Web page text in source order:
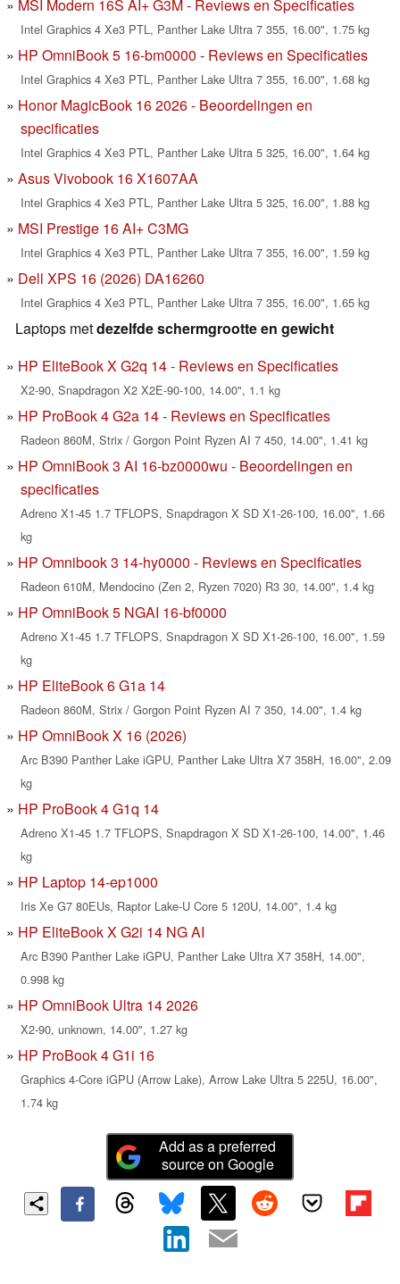
MSI Modern 16S AI+ G3M - Reviews en Specificaties
Intel Graphics 4 Xe3 PTL, Panther Lake Ultra 7 355, 16.00", 1.75 kg
HP OmniBook 5 16-bm0000 - Reviews en Specificaties
Intel Graphics 4 Xe3 PTL, Panther Lake Ultra 7 355, 16.00", 1.68 kg
Honor MagicBook 16 2026 - Beoordelingen en
specificaties
Intel Graphics 4 Xe3 PTL, Panther Lake Ultra 5 325, 16.00", 1.64 kg
Asus Vivobook 16 X1607AA
Intel Graphics 4 Xe3 PTL, Panther Lake Ultra 5 325, 16.00", 1.88 kg
MSI Prestige 16 AI+ C3MG
Intel Graphics 4 Xe3 PTL, Panther Lake Ultra 7 355, 16.00", 1.59 kg
Dell XPS 16 (2026) DA16260
Intel Graphics 4 Xe3 PTL, Panther Lake Ultra 7 355, 16.00", 1.65 kg
Laptops metdezelfde schermgrootte en gewicht
HP EliteBook X G2q 14 - Reviews en Specificaties
X2-90, Snapdragon X2 X2E-90-100, 14.00", 1.1 kg
HP ProBook 4 G2a 14 - Reviews en Specificaties
Radeon 860M, Strix / Gorgon Point Ryzen AI 7 450, 14.00", 1.41 kg
HP OmniBook 3 AI 16-bz0000wu - Beoordelingen en
specificaties
Adreno X1-45 1.7 TFLOPS, Snapdragon X SD X1-26-100, 16.00", 1.66
kg
HP Omnibook 3 14-hy0000 - Reviews en Specificaties
Radeon 610M, Mendocino (Zen 2, Ryzen 7020) R3 30, 14.00", 1.4 kg
HP OmniBook 5 NGAI 16-bf0000
Adreno X1-45 1.7 TFLOPS, Snapdragon X SD X1-26-100, 16.00", 1.59
kg
HP EliteBook 6 G1a 14
Radeon 860M, Strix / Gorgon Point Ryzen AI 7 350, 14.00", 1.4 kg
HP OmniBook X 16 (2026)
Arc B390 Panther Lake iGPU, Panther Lake Ultra X7 358H, 16.00", 2.09
kg
HP ProBook 4 G1q 14
Adreno X1-45 1.7 TFLOPS, Snapdragon X SD X1-26-100, 14.00", 1.46
kg
HP Laptop 14-ep1000
Iris Xe G7 80EUs, Raptor Lake-U Core 5 120U, 14.00", 1.4 kg
HP EliteBook X G2i 14 NG AI
Arc B390 Panther Lake iGPU, Panther Lake Ultra X7 358H, 14.00",
0.998 kg
HP OmniBook Ultra 14 2026
X2-90, unknown, 14.00", 1.27 kg
HP ProBook 4 G1i 16
Graphics 4-Core iGPU (Arrow Lake), Arrow Lake Ultra 5 225U, 16.00",
1.74 kg
Add as a preferred
source on Google